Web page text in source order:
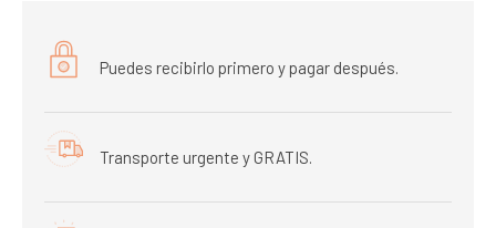
Puedes recibirlo primero y pagar después.
Transporte urgente y GRATIS.